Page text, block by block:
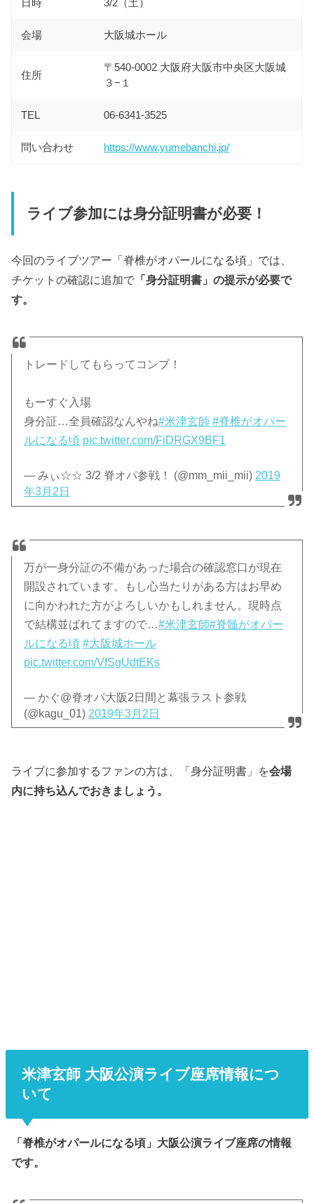
日時 3/2（土）
会場 大阪城ホール
住所
〒540-0002 大阪府大阪市中央区大阪城
３−１
TEL 06-6341-3525
問い合わせ https://www.yumebanchi.jp/
ライブ参加には身分証明書が必要！
今回のライブツアー「脊椎がオパールになる頃」では、
チケットの確認に追加で 「身分証明書」の提示が必要で
す。
トレードしてもらってコンプ！
もーすぐ入場
身分証…全員確認なんやね#米津玄師 #脊椎がオパー
ルになる頃 pic.twitter.com/FiDRGX9BF1
— みぃ☆☆ 3/2 脊オパ参戦！ (@mm_mii_mii) 2019
年3月2日
万が一身分証の不備があった場合の確認窓口が現在
開設されています。もし心当たりがある方はお早め
に向かわれた方がよろしいかもしれません。現時点
で結構並ばれてますので…#米津玄師#脊髄がオパー
ルになる頃 #大阪城ホール
pic.twitter.com/VfSgUdtEKs
— かぐ@脊オパ大阪2日間と幕張ラスト参戦
(@kagu_01) 2019年3月2日
ライブに参加するファンの方は、「身分証明書」を会場
内に持ち込んでおきましょう。
米津玄師 大阪公演ライブ座席情報につ
いて
「脊椎がオパールになる頃」大阪公演ライブ座席の情報
です。